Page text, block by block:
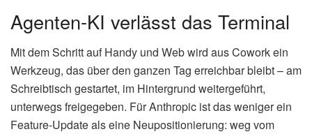
Agenten-KI verlässt das Terminal
Mit dem Schritt auf Handy und Web wird aus Cowork ein
Werkzeug, das über den ganzen Tag erreichbar bleibt – am
Schreibtisch gestartet, im Hintergrund weitergeführt,
unterwegs freigegeben. Für Anthropic ist das weniger ein
Feature-Update als eine Neupositionierung: weg vom